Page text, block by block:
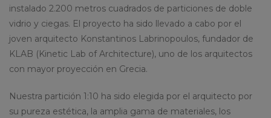
instalado 2.200 metros cuadrados de particiones de doble
vidrio y ciegas. El proyecto ha sido llevado a cabo por el
joven arquitecto Konstantinos Labrinopoulos, fundador de
KLAB (Kinetic Lab of Architecture), uno de los arquitectos
con mayor proyección en Grecia.
Nuestra partición 1:10 ha sido elegida por el arquitecto por
su pureza estética, la amplia gama de materiales, los